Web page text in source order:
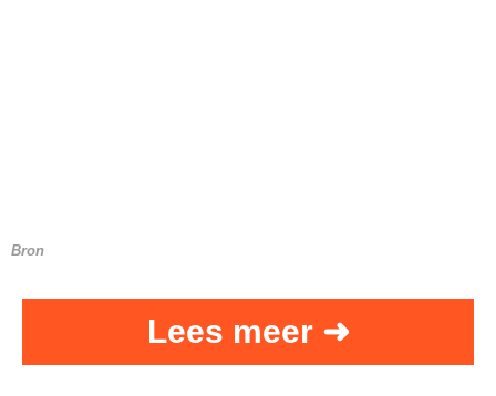
Bron
Lees meer ➜